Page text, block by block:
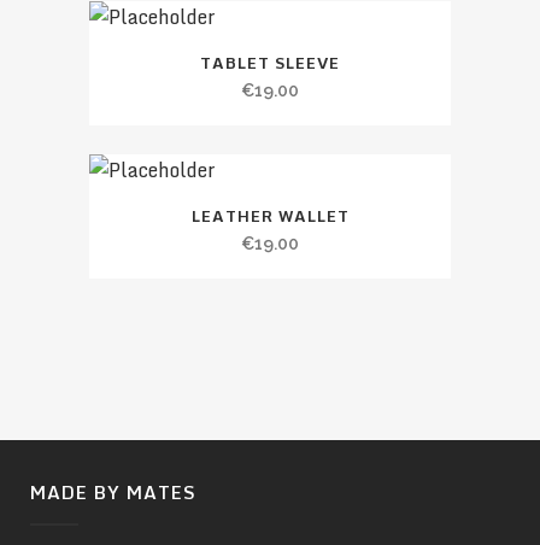
TABLET SLEEVE
€19.00
LEATHER WALLET
€19.00
MADE BY MATES